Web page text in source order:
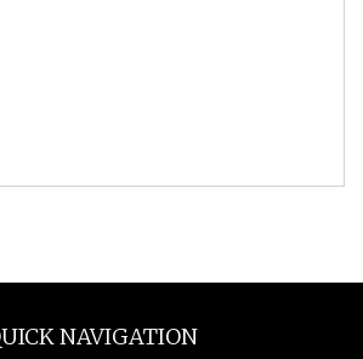
NAVIGATION